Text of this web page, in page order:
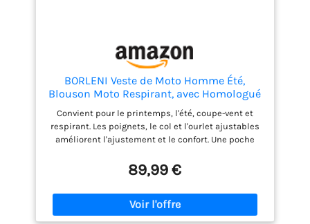
BORLENI Veste de Moto Homme Été,
Blouson Moto Respirant, avec Homologué
CE Protections Amovibles aux Coudes et
Épaules, Réflexion Brillante, Noir XL
Convient pour le printemps, l'été, coupe-vent et
respirant. Les poignets, le col et l'ourlet ajustables
améliorent l'ajustement et le confort. Une poche
de petits objets. Polyester polyester 600 deniers
hautes performances résistant à l'abrasion et au
vent, doublure en tissu polyester élastique,
respirant et confortable Protections EVA 5 pièces
amovibles en réflexion sur la luminosité, au dos,
89,99 €